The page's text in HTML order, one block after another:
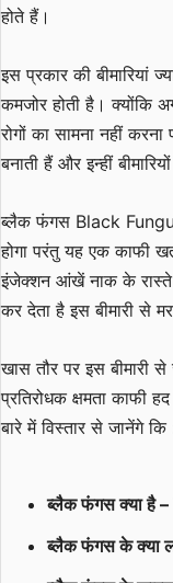
होते हैं।
इस प्रकार की बीमारियां
कमजोर होती है। क्योंकि
रोगों का सामना नहीं
बनाती हैं और इन्हीं
ब्लैक फंगस Black
होगा परंतु यह एक काफी
इंजेक्शन आंखें नाक के रास्ते
कर देता है इस बीमारी से
खास तौर पर इस बीमारी
प्रतिरोधक क्षमता
बारे में विस्तार से जानेंगे
ब्लैक फंगस क्या है
ब्लैक फंगस के क्या